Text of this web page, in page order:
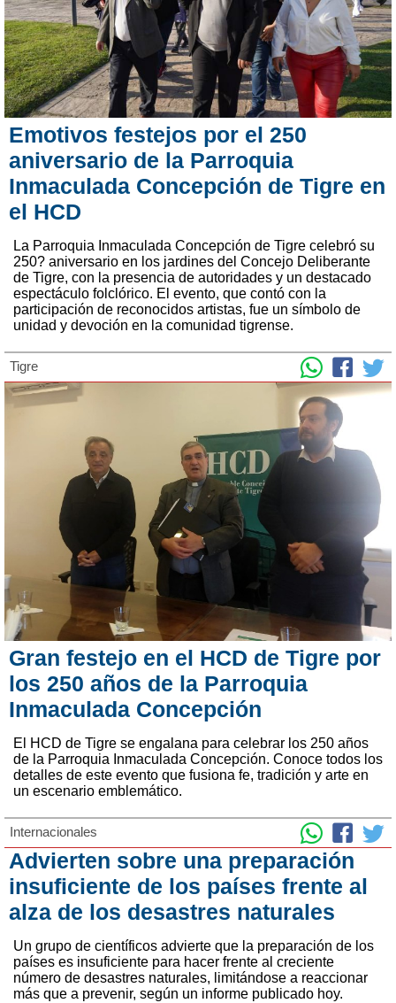
Emotivos festejos por el 250
aniversario de la Parroquia
Inmaculada Concepción de Tigre en
el HCD
La Parroquia Inmaculada Concepción de Tigre celebró su
250? aniversario en los jardines del Concejo Deliberante
de Tigre, con la presencia de autoridades y un destacado
espectáculo folclórico. El evento, que contó con la
participación de reconocidos artistas, fue un símbolo de
unidad y devoción en la comunidad tigrense.
Tigre
Gran festejo en el HCD de Tigre por
los 250 años de la Parroquia
Inmaculada Concepción
El HCD de Tigre se engalana para celebrar los 250 años
de la Parroquia Inmaculada Concepción. Conoce todos los
detalles de este evento que fusiona fe, tradición y arte en
un escenario emblemático.
Internacionales
Advierten sobre una preparación
insuficiente de los países frente al
alza de los desastres naturales
Un grupo de científicos advierte que la preparación de los
países es insuficiente para hacer frente al creciente
número de desastres naturales, limitándose a reaccionar
más que a prevenir, según un informe publicado hoy.